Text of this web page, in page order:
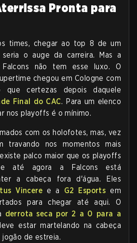
Pronta para
times, chegar ao top 8 de um
o auge da carreira. Mas a
não tem esse luxo. O
chegou em Cologne com
que certezas depois daquele
Final do CAC. Para um elenco
nos playoffs é o mínimo.
com os holofotes, mas, vez
travando nos momentos mais
palco maior que os playoffs
até agora a Falcons está
a cabeça fora d'água. Eles
Vincere e a G2 Esports em
para chegar até aqui. O
derrota seca por 2 a 0 para a
estar martelando na cabeça
de estreia.